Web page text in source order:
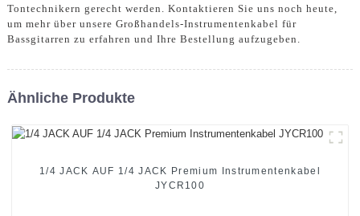
Tontechnikern gerecht werden. Kontaktieren Sie uns noch heute,
um mehr über unsere Großhandels-Instrumentenkabel für
Bassgitarren zu erfahren und Ihre Bestellung aufzugeben.
Ähnliche Produkte
1/4 JACK AUF 1/4 JACK Premium Instrumentenkabel
JYCR100